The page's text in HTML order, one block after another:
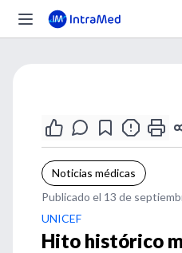
Noticias médicas
Publicado el 13 de
UNICEF
Hito histórico